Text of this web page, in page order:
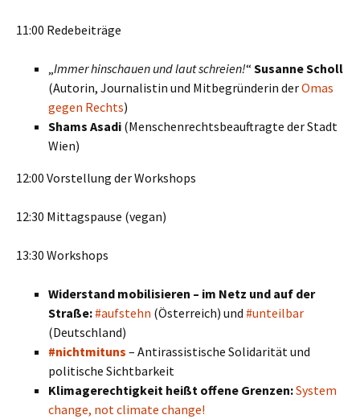
11:00 Redebeiträge
Immer hinschauen und laut schreien!“ Susanne Scholl
(Autorin, Journalistin und Mitbegründerin derOmas
gegen Rechts)
Shams Asadi (Menschenrechtsbeauftragte der Stadt
Wien)
12:00 Vorstellung der Workshops
12:30 Mittagspause (vegan)
13:30 Workshops
Widerstand mobilisieren – im Netz und auf der
Straße:#aufstehn (Österreich) und #unteilbar
(Deutschland)
#nichtmituns – Antirassistische Solidarität und
politische Sichtbarkeit
Klimagerechtigkeit heißt offene Grenzen:System
change, not climate change!